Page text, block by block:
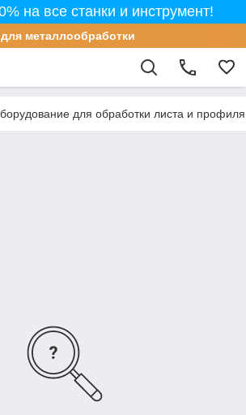
на все станки и инструмент!
металлообработки
для обработки листа и профиля